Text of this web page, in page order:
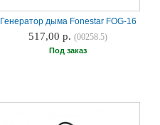
Генератор дыма Fonestar FOG-16
517,00 р.(00258.5)
Под заказ